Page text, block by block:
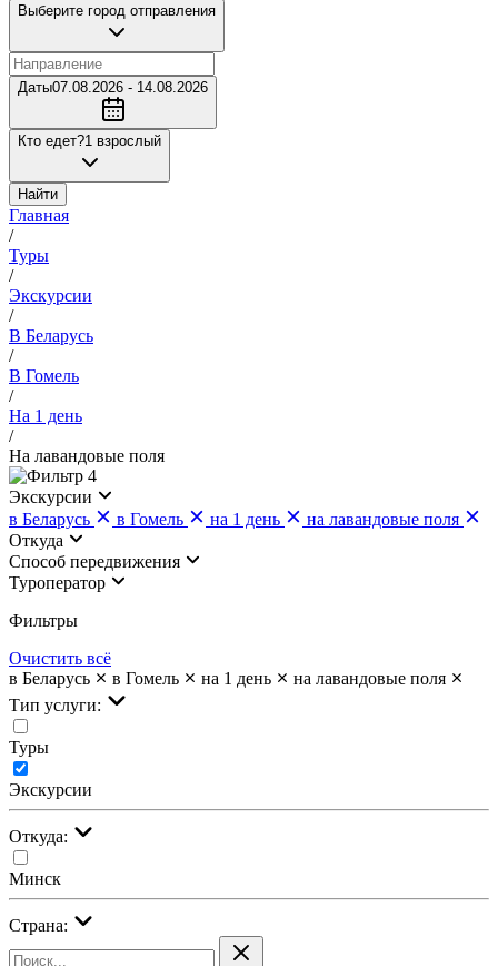
Выберите город отправления
Даты07.08.2026 - 14.08.2026
Кто едет?1 взрослый
Найти
Главная
/
Туры
/
Экскурсии
/
В Беларусь
/
В Гомель
/
На 1 день
/
На лавандовые поля
4
Экскурсии
в Беларусь
в Гомель на 1 день
на лавандовые поля
Откуда
Cпособ передвижения
Туроператор
Фильтры
Очистить всё
в Беларусь
в Гомель на 1 день
на лавандовые поля
Тип услуги:
Туры
Экскурсии
Откуда:
Минск
Страна: